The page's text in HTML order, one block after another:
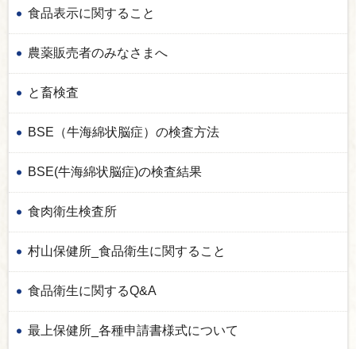
食品表示に関すること
農薬販売者のみなさまへ
と畜検査
BSE（牛海綿状脳症）の検査方法
BSE(牛海綿状脳症)の検査結果
食肉衛生検査所
村山保健所_食品衛生に関すること
食品衛生に関するQ&A
最上保健所_各種申請書様式について